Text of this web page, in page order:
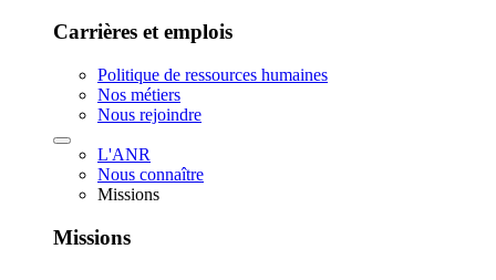
Carrières et emplois
Politique de ressources humaines
Nos métiers
Nous rejoindre
L'ANR
Nous connaître
Missions
Missions